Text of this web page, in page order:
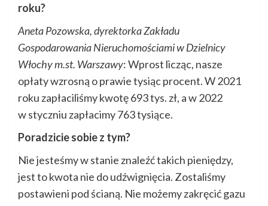
roku?
Aneta Pozowska, dyrektorka Zakładu
Gospodarowania Nieruchomościami w Dzielnicy
Włochy m.st. Warszawy: Wprost licząc, nasze
opłaty wzrosną o prawie tysiąc procent. W 2021
roku zapłaciliśmy kwotę 693 tys. zł, a w 2022
w styczniu zapłacimy 763 tysiące.
Poradzicie sobie z tym?
Nie jesteśmy w stanie znaleźć takich pieniędzy,
jest to kwota nie do udźwignięcia. Zostaliśmy
postawieni pod ścianą. Nie możemy zakręcić gazu